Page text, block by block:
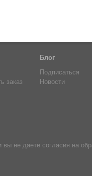
заказ
Блог
Подписаться
Новости
не даете согласия на